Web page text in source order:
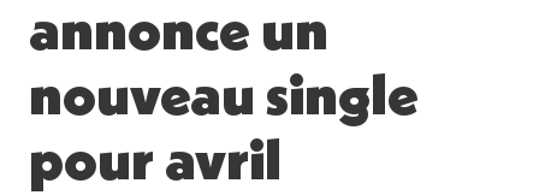
annonce un
nouveau single
pour avril